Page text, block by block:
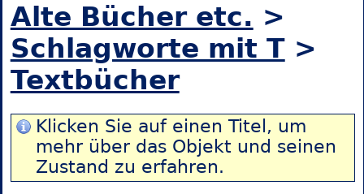
Alte Bücher etc. >
Schlagworte mit T>
Textbücher
Klicken Sie auf einen Titel, um
mehr über das Objekt und seinen
Zustand zu erfahren.